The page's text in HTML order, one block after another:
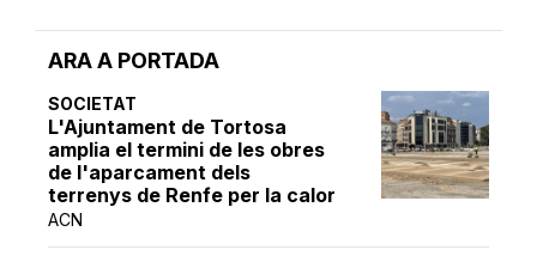
ARA A PORTADA
SOCIETAT
L'Ajuntament de Tortosa
amplia el termini de les obres
de l'aparcament dels
terrenys de Renfe per la calor
ACN